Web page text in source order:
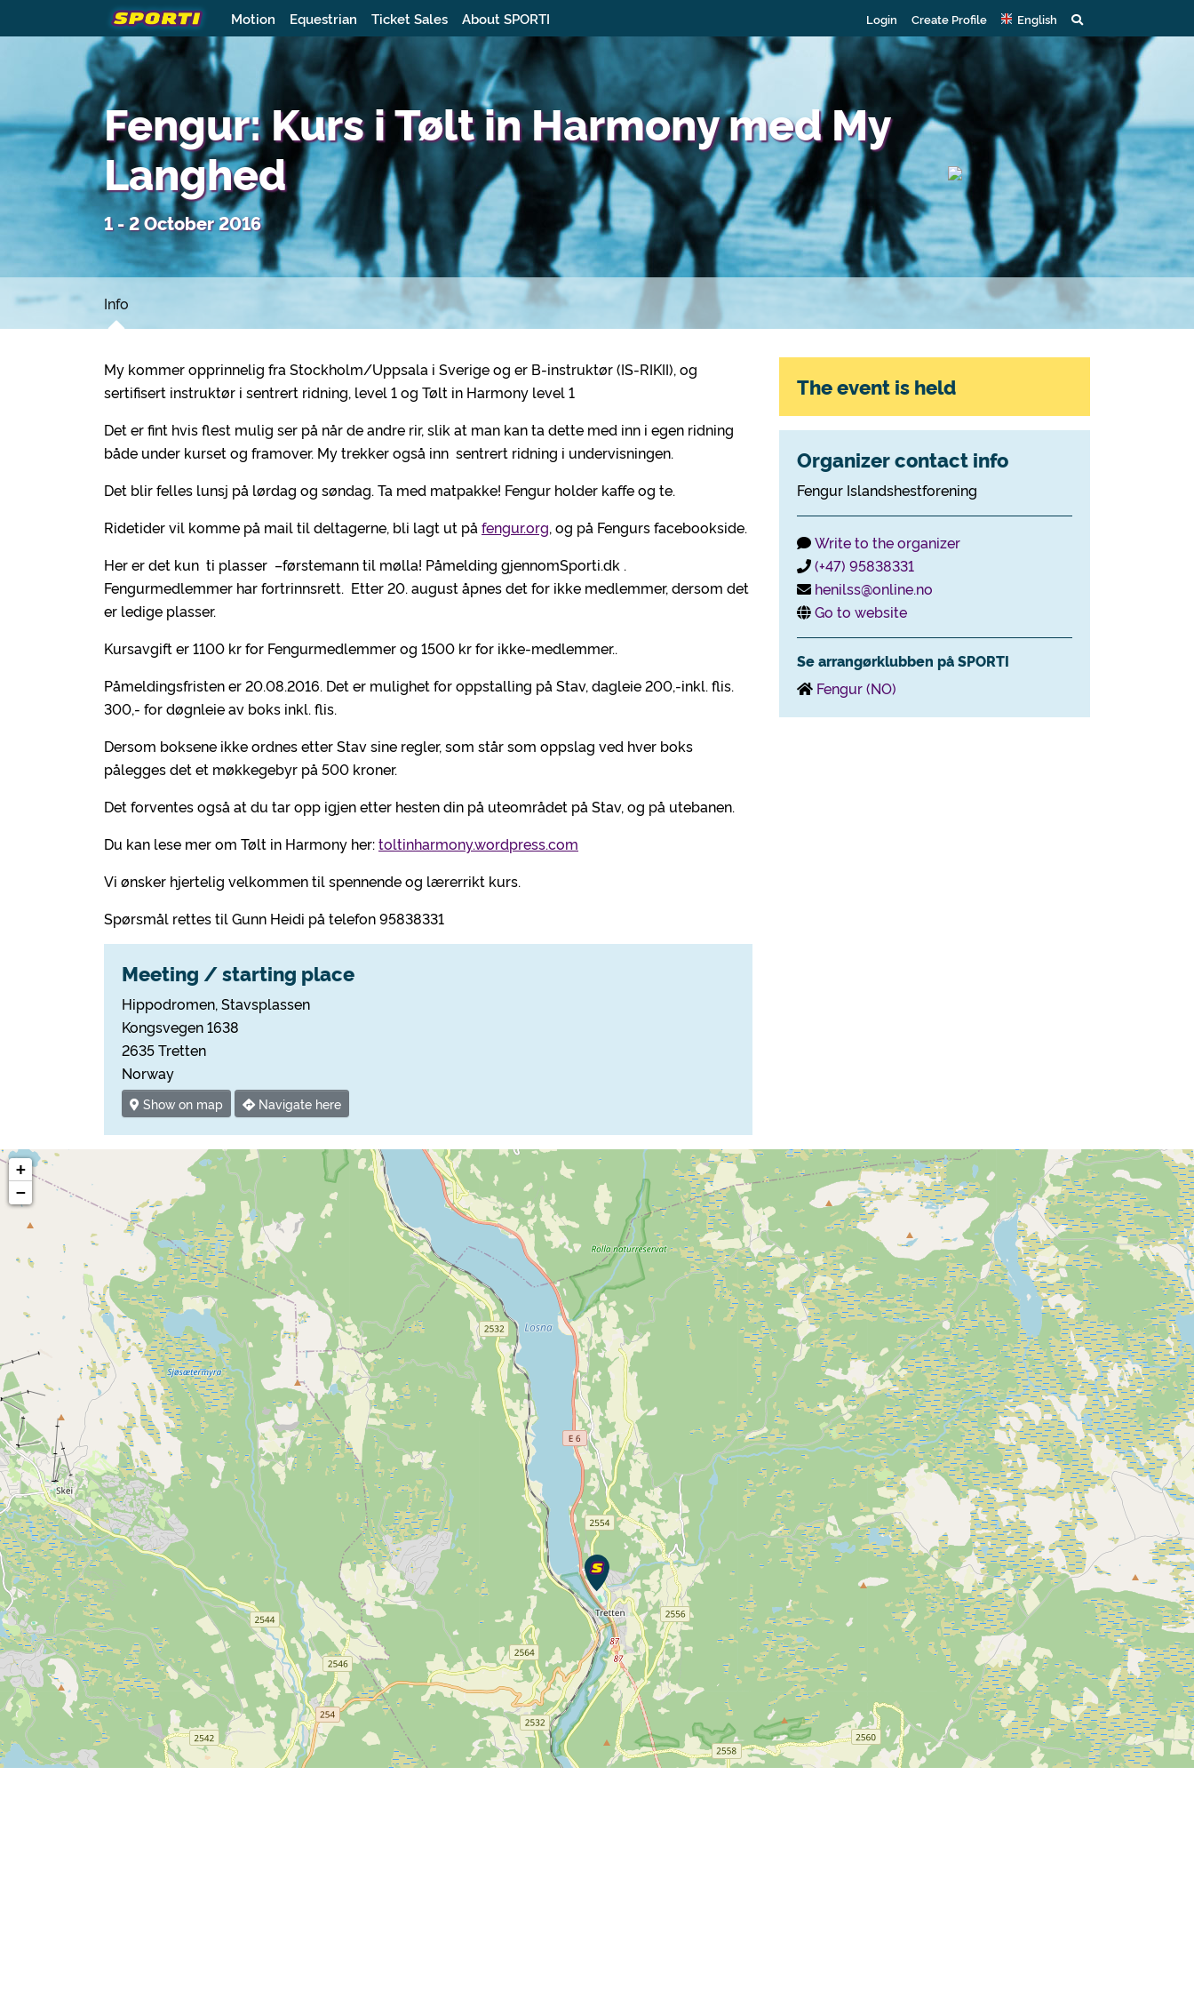
Motion Equestrian Ticket Sales About SPORTI Login Create Profile English
Fengur: Kurs i Tølt in Harmony med My
Langhed
1 - 2 October 2016
Info
My kommer opprinnelig fra Stockholm/Uppsala i Sverige og er B-instruktør (IS-RIKII), og
sertifisert instruktør i sentrert ridning, level 1 og Tølt in Harmony level 1
Det er fint hvis flest mulig ser på når de andre rir, slik at man kan ta dette med inn i egen ridning
både under kurset og framover. My trekker også inn sentrert ridning i undervisningen.
Det blir felles lunsj på lørdag og søndag. Ta med matpakke! Fengur holder kaffe og te.
Ridetider vil komme på mail til deltagerne, bli lagt ut på fengur.org, og på Fengurs facebookside.
Her er det kun ti plasser –førstemann til mølla! Påmelding gjennomSporti.dk .
Fengurmedlemmer har fortrinnsrett. Etter 20. august åpnes det for ikke medlemmer, dersom det
er ledige plasser.
Kursavgift er 1100 kr for Fengurmedlemmer og 1500 kr for ikke-medlemmer..
Påmeldingsfristen er 20.08.2016. Det er mulighet for oppstalling på Stav, dagleie 200,-inkl. flis.
300,- for døgnleie av boks inkl. flis.
Dersom boksene ikke ordnes etter Stav sine regler, som står som oppslag ved hver boks
pålegges det et møkkegebyr på 500 kroner.
Det forventes også at du tar opp igjen etter hesten din på uteområdet på Stav, og på utebanen.
Du kan lese mer om Tølt in Harmony her:toltinharmony.wordpress.com
Vi ønsker hjertelig velkommen til spennende og lærerrikt kurs.
Spørsmål rettes til Gunn Heidi på telefon 95838331
Meeting / starting place
Hippodromen, Stavsplassen
Kongsvegen 1638
2635 Tretten
Norway
Show on map Navigate here
The event is held
Organizer contact info
Fengur Islandshestforening
Write to the organizer
(+47) 95838331
henilss@online.no
Go to website
Se arrangørklubben på SPORTI
Fengur (NO)
+
−